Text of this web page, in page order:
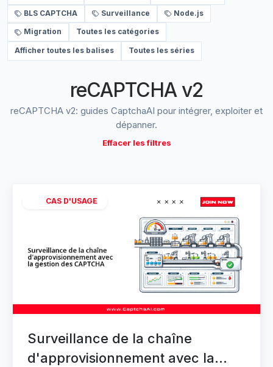
BLS CAPTCHA Surveillance Node.js
Migration Toutes les catégories
Afficher toutes les balises Toutes les séries
reCAPTCHA v2
reCAPTCHA v2: guides CaptchaAI pour intégrer, exploiter et
dépanner.
Effacer les filtres
CAS D'USAGE
Surveillance de la chaîne
d'approvisionnement avec la